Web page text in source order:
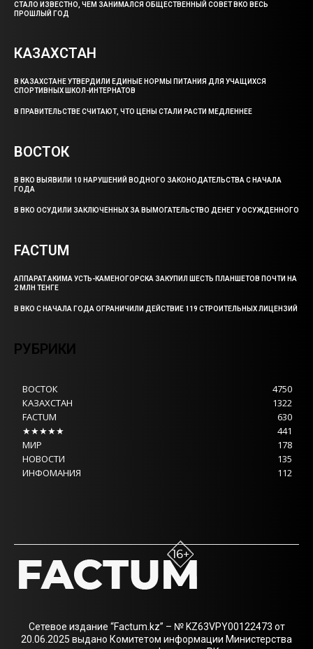
СТАЛО ИЗВЕСТНО, ЧЕМ ЗАНИМАЛСЯ ОБЩЕСТВЕННЫЙ СОВЕТ ВКО ВЕСЬ
ПРОШЛЫЙ ГОД
КАЗАХСТАН
В КАЗАХСТАНЕ УТВЕРДИЛИ ЕДИНЫЕ НОРМЫ ПИТАНИЯ ДЛЯ УЧАЩИХСЯ
СПОРТИВНЫХ ШКОЛ-ИНТЕРНАТОВ
В ПРАВИТЕЛЬСТВЕ СЧИТАЮТ, ЧТО ЦЕНЫ СТАЛИ РАСТИ МЕДЛЕННЕЕ
ВОСТОК
В ВКО ВЫЯВИЛИ 10 НАРУШЕНИЙ ВОДНОГО ЗАКОНОДАТЕЛЬСТВА С НАЧАЛА
ГОДА
В ВКО ОСУДИЛИ ЗАКЛЮЧЕННЫХ ЗА ВЫМОГАТЕЛЬСТВО ДЕНЕГ У ОСУЖДЕННОГО
FACTUM
АППАРАТ АКИМА УСТЬ-КАМЕНОГОРСКА ЗАКУПИЛ ШЕСТЬ ПЛАНШЕТОВ ПОЧТИ НА
2 МЛН ТЕНГЕ
В ВКО С НАЧАЛА ГОДА ОГРАНИЧИЛИ ДЕЙСТВИЕ 119 СТРОИТЕЛЬНЫХ ЛИЦЕНЗИЙ
РУБРИКИ
ВОСТОК
4750
КАЗАХСТАН
1322
FACTUM
630
★★★★★
441
МИР
178
НОВОСТИ
135
ИНФОМАНИЯ
112
Сетевое издание “Factum.kz” – № KZ63VPY00122473 от
20.06.2025 выдано Комитетом информации Министерства